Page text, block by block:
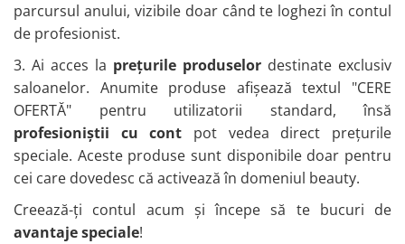
parcursul anului, vizibile doar când te loghezi în contul
de profesionist.
3. Ai acces la prețurile produselor destinate exclusiv
saloanelor. Anumite produse afișează textul "CERE
OFERTĂ" pentru utilizatorii standard, însă
profesioniștii cu cont pot vedea direct prețurile
speciale. Aceste produse sunt disponibile doar pentru
cei care dovedesc că activează în domeniul beauty.
Creează-ți contul acum și începe să te bucuri de
avantaje speciale!